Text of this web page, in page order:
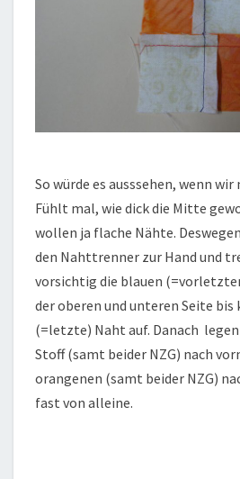
So würde es ausssehen, wenn
Fühlt mal, wie dick die Mitte
wollen ja flache Nähte.
den Nahttrenner zur Hand und
vorsichtig die blauen
der oberen und unteren Seite bis
(=letzte) Naht auf. Danach
Stoff (samt beider NZG) nach
orangenen (samt beider NZG)
fast von alleine.